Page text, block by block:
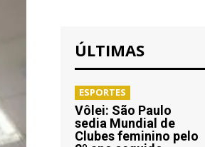
ÚLTIMAS
ESPORTES
Vôlei: São Paulo
sedia Mundial de
Clubes feminino pelo